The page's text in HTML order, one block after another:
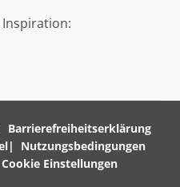
Barrierefreiheitserklärung
Nutzungsbedingungen
Cookie Einstellungen